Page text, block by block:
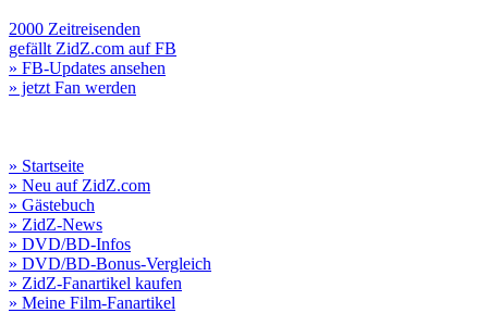
2000 Zeitreisenden
gefällt ZidZ.com auf FB
» FB-Updates ansehen
» jetzt Fan werden
» Startseite
» Neu auf ZidZ.com
» Gästebuch
» ZidZ-News
» DVD/BD-Infos
» DVD/BD-Bonus-Vergleich
» ZidZ-Fanartikel kaufen
» Meine Film-Fanartikel